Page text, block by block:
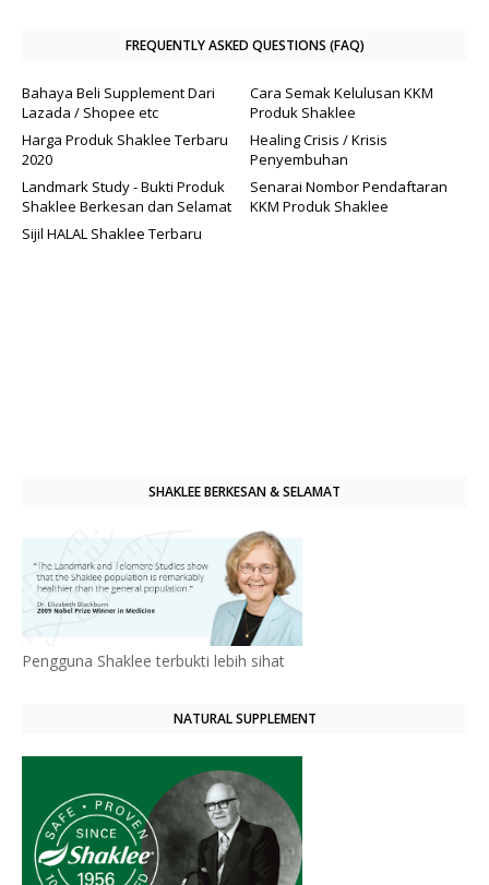
FREQUENTLY ASKED QUESTIONS (FAQ)
Bahaya Beli Supplement Dari
Lazada / Shopee etc
Cara Semak Kelulusan KKM
Produk Shaklee
Harga Produk Shaklee Terbaru
2020
Healing Crisis / Krisis
Penyembuhan
Landmark Study - Bukti Produk
Shaklee Berkesan dan Selamat
Senarai Nombor Pendaftaran
KKM Produk Shaklee
Sijil HALAL Shaklee Terbaru
SHAKLEE BERKESAN & SELAMAT
Pengguna Shaklee terbukti lebih sihat
NATURAL SUPPLEMENT